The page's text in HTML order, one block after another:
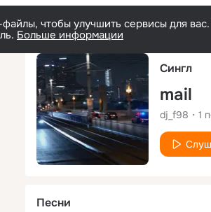
чтобы улучшить сервисы для
Больше информации
Сингл
mail
dj_f98 1
Песни